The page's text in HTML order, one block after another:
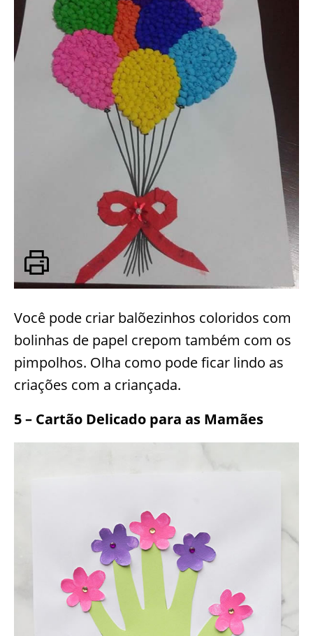
Você pode criar balõezinhos coloridos com
bolinhas de papel crepom também com os
pimpolhos. Olha como pode ficar lindo as
criações com a criançada.
5 – Cartão Delicado para as Mamães